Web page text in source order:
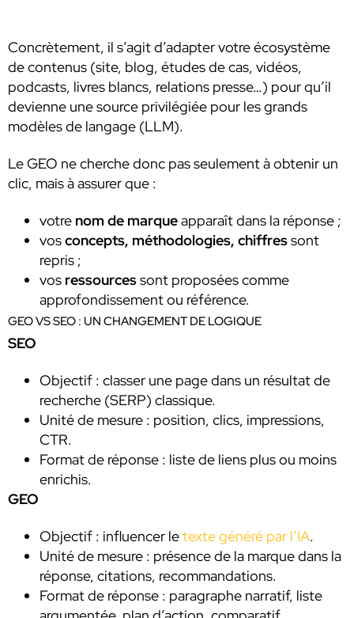
Concrètement, il s’agit d’adapter votre écosystème
de contenus (site, blog, études de cas, vidéos,
podcasts, livres blancs, relations presse…) pour qu’il
devienne une source privilégiée pour les grands
modèles de langage (LLM).
Le GEO ne cherche donc pas seulement à obtenir un
clic, mais à assurer que :
votre nom de marqueapparaît dans la réponse ;
vosconcepts, méthodologies, chiffressont
repris ;
vos ressourcessont proposées comme
approfondissement ou référence.
GEO VS SEO : UN CHANGEMENT DE LOGIQUE
SEO
Objectif : classer une page dans un résultat de
recherche (SERP) classique.
Unité de mesure : position, clics, impressions,
CTR.
Format de réponse : liste de liens plus ou moins
enrichis.
GEO
Objectif : influencer letexte généré par l’IA.
Unité de mesure : présence de la marque dans la
réponse, citations, recommandations.
Format de réponse : paragraphe narratif, liste